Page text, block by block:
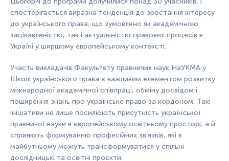
спостерігається виразна тенденція до зростання інтересу
до українського права, що зумовлено як академічною
зацікавленістю, так і актуальністю правових процесів в
Україні у ширшому європейському контексті.
Участь викладачів Факультету правничих наук НаУКМА у
Школі українського права є важливим елементом розвитку
міжнародної академічної співпраці, обміну досвідом і
поширення знань про українське право за кордоном. Такі
ініціативи не лише посилюють присутність української
правничої науки в європейському освітньому просторі, а й
сприяють формуванню професійних зв’язків, які в
майбутньому можуть трансформуватися у спільні
дослідницькі та освітні проєкти.